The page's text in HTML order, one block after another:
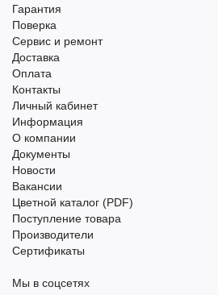
Гарантия
Поверка
Сервис и ремонт
Доставка
Оплата
Контакты
Личный кабинет
Информация
О компании
Документы
Новости
Вакансии
Цветной каталог (PDF)
Поступление товара
Производители
Сертификаты
Мы в соцсетях